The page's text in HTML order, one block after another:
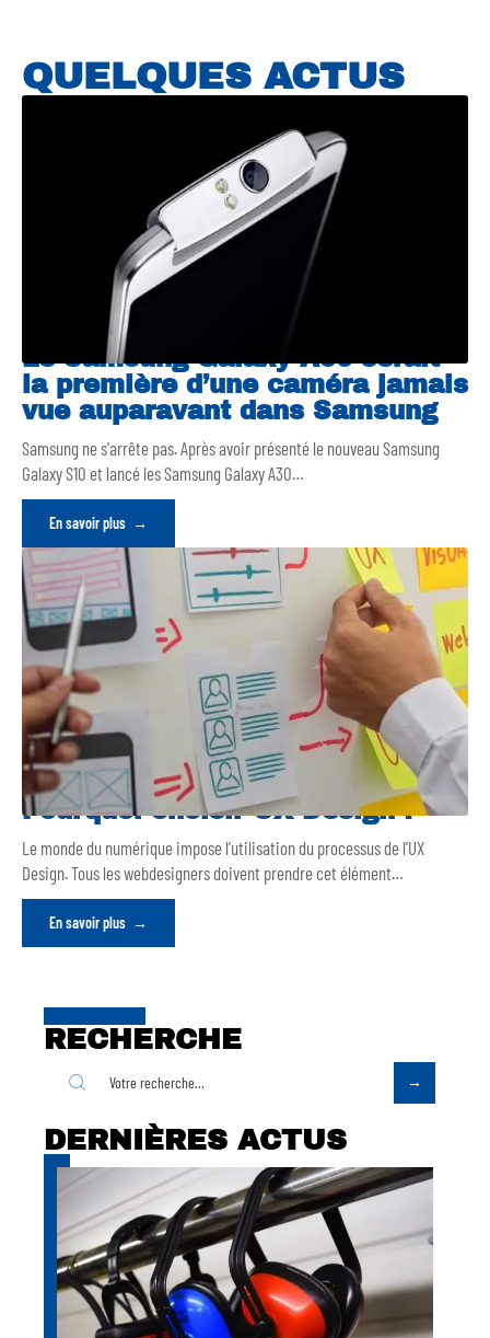
QUELQUES ACTUS
Le Samsung Galaxy A90 serait
la première d’une caméra jamais
vue auparavant dans Samsung
Samsung ne s'arrête pas. Après avoir présenté le nouveau Samsung
Galaxy S10 et lancé les Samsung Galaxy A30…
En savoir plus
Pourquoi choisir UX Design ?
Le monde du numérique impose l’utilisation du processus de l’UX
Design. Tous les webdesigners doivent prendre cet élément…
En savoir plus
RECHERCHE
DERNIÈRES ACTUS